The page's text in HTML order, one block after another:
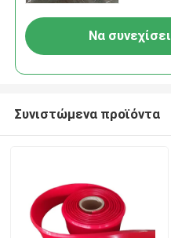
Να συνεχίσει
Συνιστώμενα προϊόντα